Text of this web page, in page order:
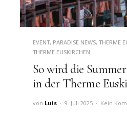
EVENT, PARADISE NEWS, THERME
THERME EUSKIRCHEN
So wird die
in der Therme
von Luis 9. Juli 2025 Kein